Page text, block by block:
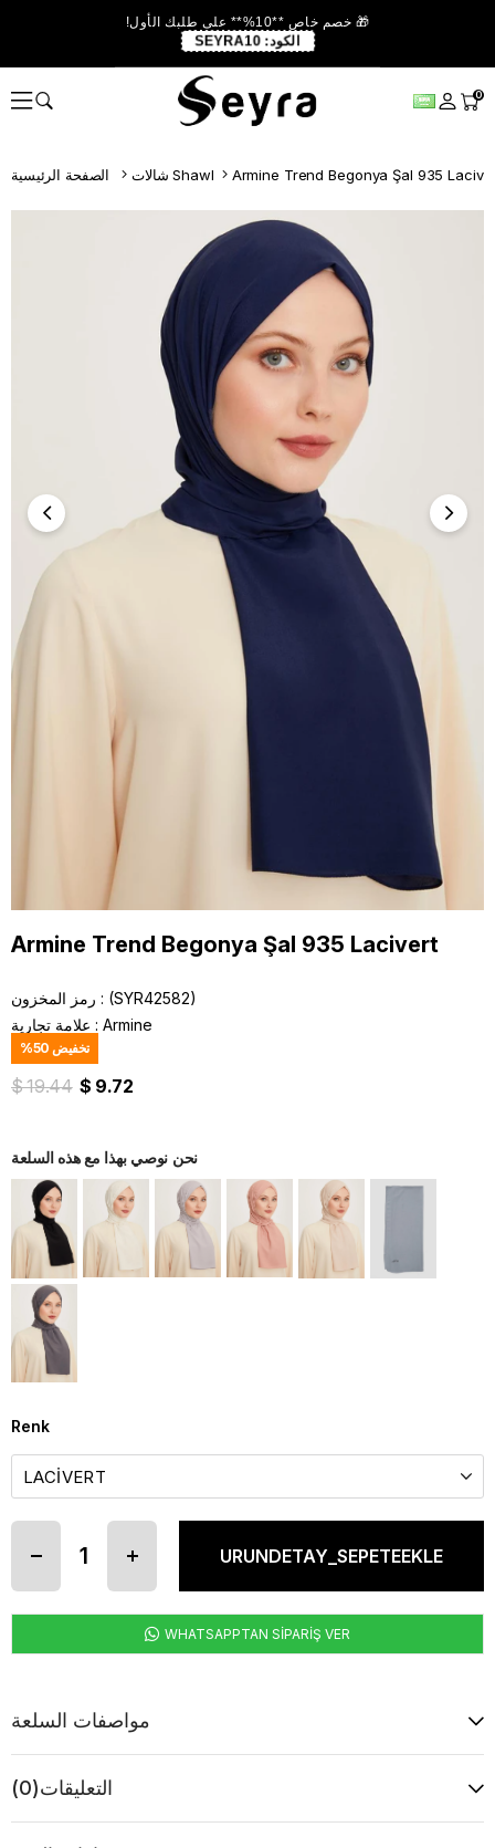
🎁 خصم خاص **10%** على طلبك الأول!
الكود: SEYRA10
0
شالات Shawl Armine Trend Begonya Şal 935
Armine Trend Begonya Şal 935 Lacivert
رمز المخزون
(SYR42582)
علامة تجارية : Armine
%50 تخفيض
$ 19.44 $ 9.72
نحن نوصي بهذا مع هذه السلعة
Renk
WHATSAPPTAN SİPARİŞ VER
مواصفات السلعة
التعليقات(0)